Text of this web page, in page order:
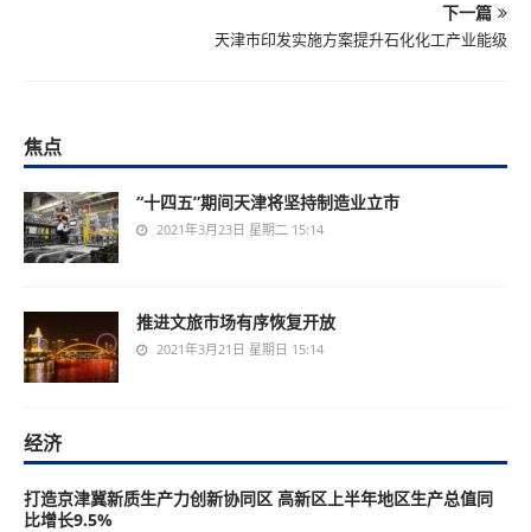
下一篇
天津市印发实施方案提升石化化工产业能级
焦点
“十四五”期间天津将坚持制造业立市
2021年3月23日 星期二 15:14
推进文旅市场有序恢复开放
2021年3月21日 星期日 15:14
经济
打造京津冀新质生产力创新协同区 高新区上半年地区生产总值同
比增长9.5%